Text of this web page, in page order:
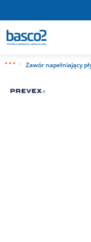
Zawór napełniający